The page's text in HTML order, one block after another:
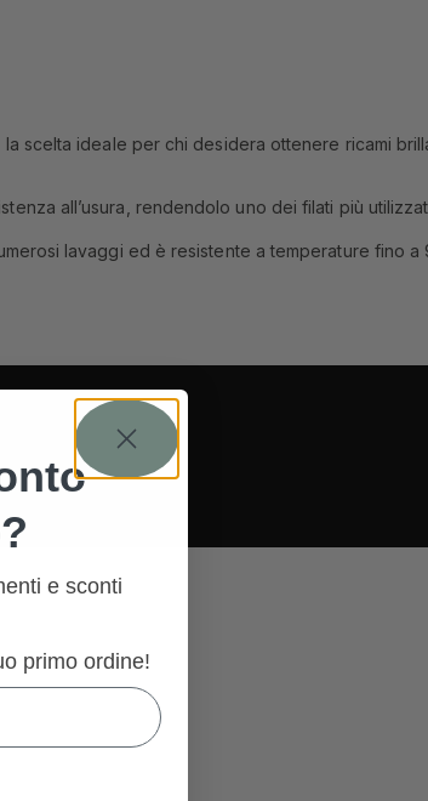
scelta ideale per chi desidera ottenere ricami
all’usura, rendendolo uno dei filati più
lavaggi ed è resistente a temperature fino a
e sconti
primo ordine!